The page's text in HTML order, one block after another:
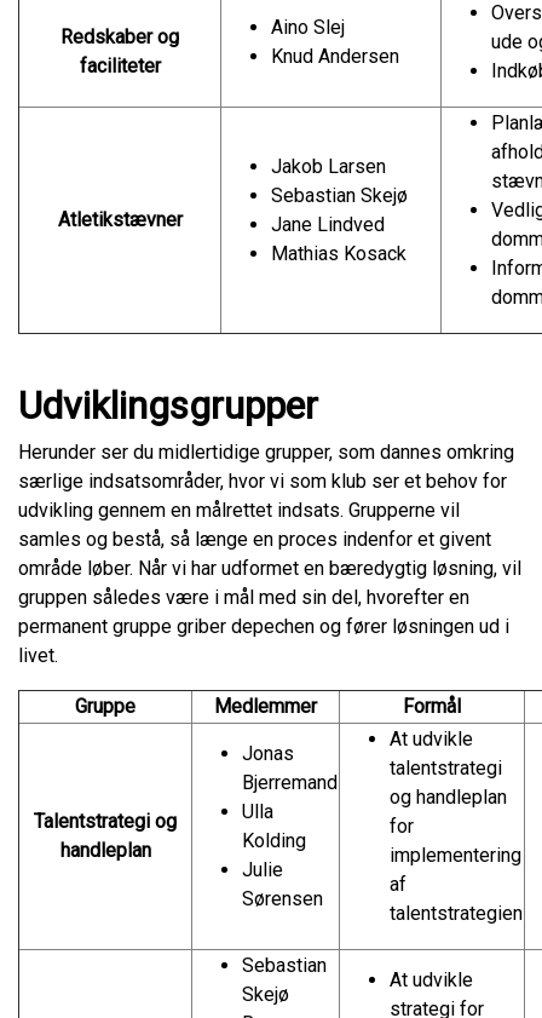
Redskaber og
faciliteter
Aino Slej
Knud Andersen
ude
Atletikstævner
Jakob Larsen
Sebastian Skejø
Jane Lindved
Mathias Kosack
Udviklingsgrupper
Herunder ser du midlertidige grupper, som dannes omkring
særlige indsatsområder, hvor vi som klub ser et behov for
udvikling gennem en målrettet indsats. Grupperne vil
samles og bestå, så længe en proces indenfor et givent
område løber. Når vi har udformet en bæredygtig løsning, vil
gruppen således være i mål med sin del, hvorefter en
permanent gruppe griber depechen og fører løsningen ud i
livet.
Gruppe Medlemmer Formål
Talentstrategi og
handleplan
Jonas
Bjerremand
Ulla
Kolding
Julie
Sørensen
At udvikle
talentstrategi
og handleplan
for
implementering
af
talentstrategien
Sebastian
Skejø
At udvikle
strategi for